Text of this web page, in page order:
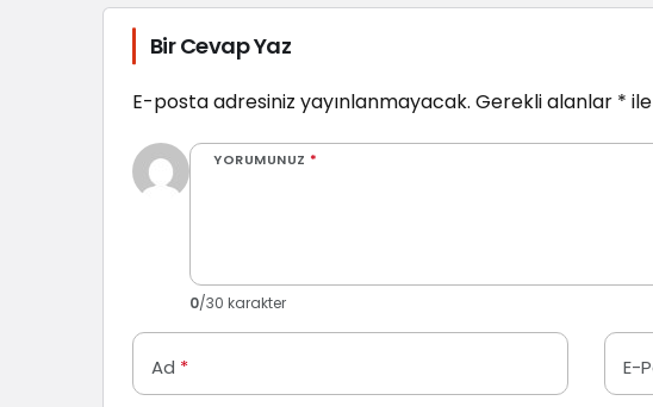
Bir Cevap Yaz
E-posta adresiniz yayınlanmayacak. Gerekli alanlar *
YORUMUNUZ *
0/30 karakter
Ad * E-